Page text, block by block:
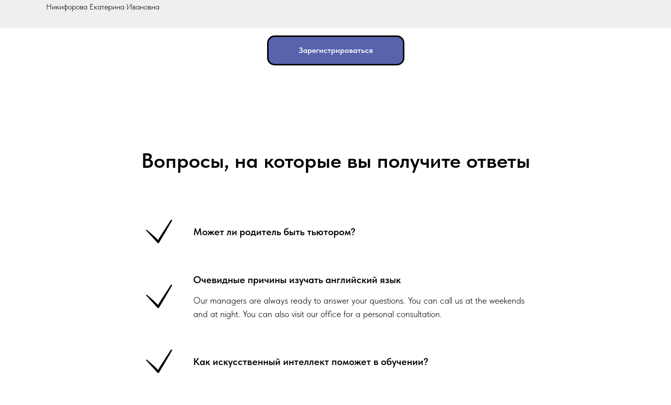
Никифорова Екатерина Ивановна
Зарегистрироваться
Вопросы, на которые вы получите ответы
Может ли родитель быть тьютором?
Очевидные причины изучать английский язык
Our managers are always ready to answer your questions. You can call us at the weekends
and at night. You can also visit our office for a personal consultation.
Как искусственный интеллект поможет в обучении?